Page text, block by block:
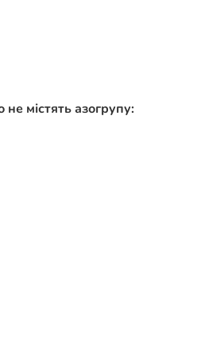
містять азогрупу: